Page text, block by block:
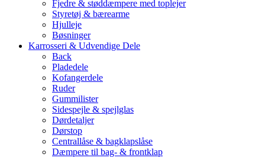
Fjedre & støddæmpere med toplejer
Styretøj & bærearme
Hjulleje
Bøsninger
Karrosseri & Udvendige Dele
Back
Pladedele
Kofangerdele
Ruder
Gummilister
Sidespejle & spejlglas
Dørdetaljer
Dørstop
Centrallåse & bagklapslåse
Dæmpere til bag- & frontklap